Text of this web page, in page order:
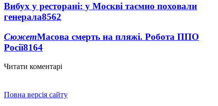
Вибух у ресторані: у Москві таємно поховали
генерала8562
СюжетМасова смерть на пляжі. Робота ППО
Росії8164
Читати коментарі
Повна версія сайту